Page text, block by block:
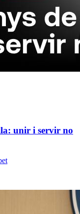
unir i servir no